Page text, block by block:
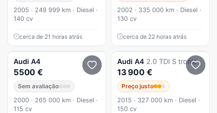
2005 · 249 999 km · Diesel ·
140 cv
cerca de 21 horas atrás
2002 · 335 000 km · Diesel ·
130 cv
cerca de 22 horas atrás
Audi A4
5500 €
Sem avaliação
2000 · 265 000 km · Diesel ·
115 cv
Audi A4 2.0 TDI S tronic
13 900 €
Preço justo
2015 · 327 000 km · Diesel ·
150 cv